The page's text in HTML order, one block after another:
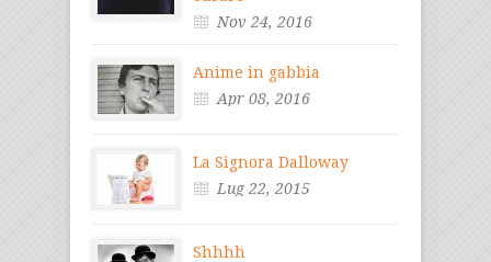
Nov 24, 2016
Anime in gabbia
Apr 08, 2016
La Signora Dalloway
Lug 22, 2015
Shhhh